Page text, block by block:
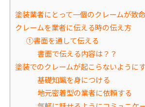
塗装業者にとって一個のクレームが致
クレームを業者に伝える時の伝え方
➀書面を通して伝える
書面で伝える内容は？？
塗装でのクレームが起こらないように
基礎知識を身につける
地元密着型の業者に依頼する